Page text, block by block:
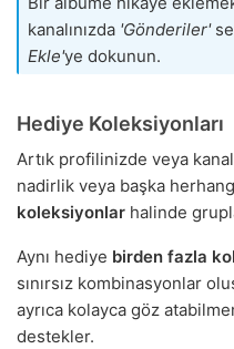
kanalınızda 'Gönderiler'
Ekle'ye dokunun.
Hediye Koleksiyonları
Artık profilinizde veya
nadirlik veya başka
koleksiyonlar halinde
Aynı hediye birden fazla
sınırsız kombinasyonlar
ayrıca kolayca göz
destekler.